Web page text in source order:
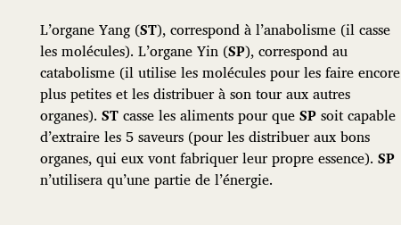
L’organe Yang (ST), correspond à l’anabolisme (il casse
les molécules). L’organe Yin (SP), correspond au
catabolisme (il utilise les molécules pour les faire encore
plus petites et les distribuer à son tour aux autres
organes). STcasse les aliments pour queSPsoit capable
d’extraire les 5 saveurs (pour les distribuer aux bons
organes, qui eux vont fabriquer leur propre essence). SP
n’utilisera qu’une partie de l’énergie.